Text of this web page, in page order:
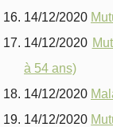
14/12/2020
14/12/2020
à 54 ans)
14/12/2020
14/12/2020